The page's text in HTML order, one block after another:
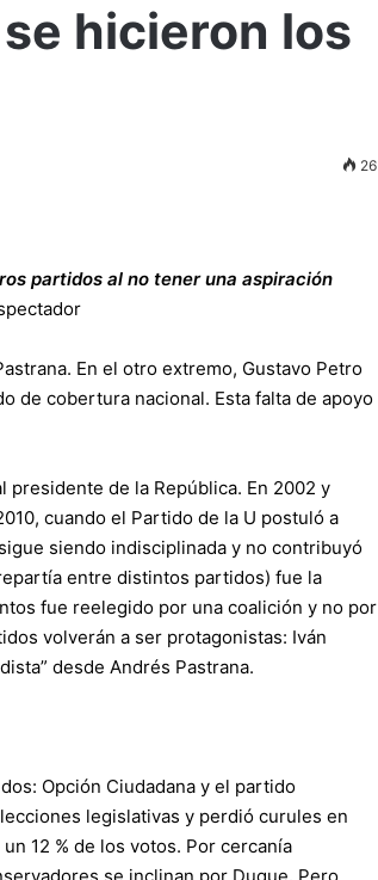
hicieron los
26
partidos al no tener una aspiración
En el otro extremo, Gustavo Petro
de cobertura nacional. Esta falta de apoyo
de la República. En 2002 y
cuando el Partido de la U postuló a
siendo indisciplinada y no contribuyó
entre distintos partidos) fue la
fue reelegido por una coalición y no por
volverán a ser protagonistas: Iván
desde Andrés Pastrana.
Opción Ciudadana y el partido
legislativas y perdió curules en
12 % de los votos. Por cercanía